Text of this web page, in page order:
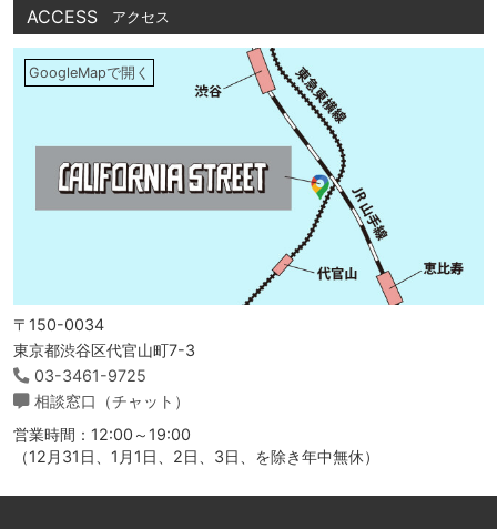
ACCESS アクセス
GoogleMapで開く
〒150-0034
東京都渋谷区代官山町7-3
03-3461-9725
相談窓口（チャット）
営業時間：12:00～19:00
（12月31日、1月1日、2日、3日、を除き年中無休）